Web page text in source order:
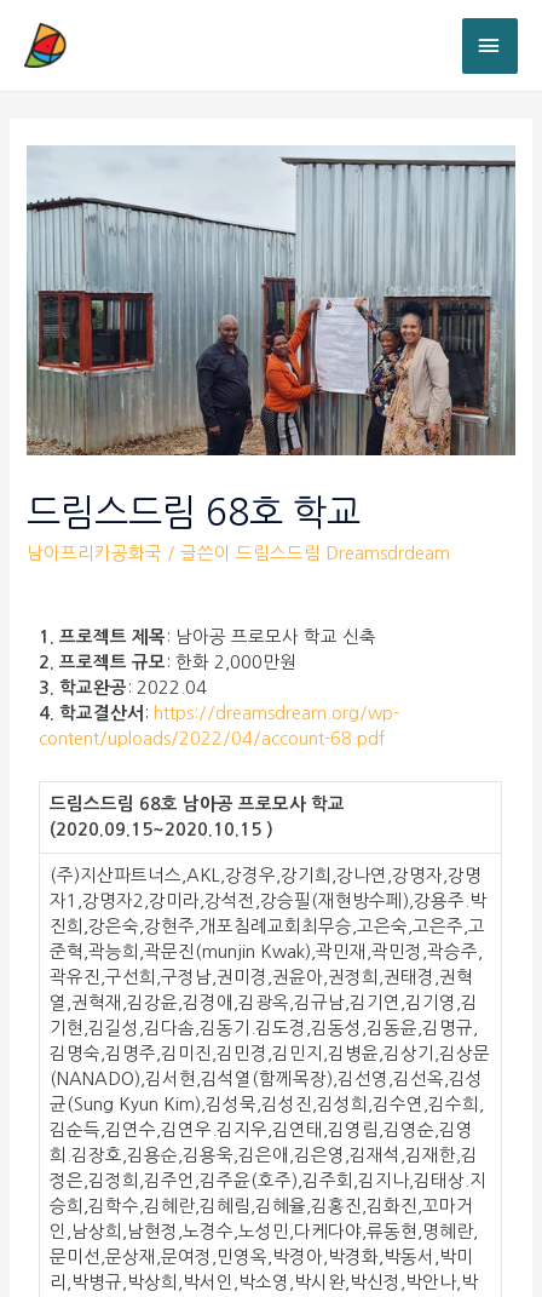
드림스드림 68호 학교
남아프리카공화국 / 글쓴이드림스드림 Dreamsdrdeam
1. 프로젝트 제목 : 남아공 프로모사 학교 신축
2. 프로젝트 규모 : 한화 2,000만원
3. 학교완공 : 2022.04
4. 학교결산서 : https://dreamsdream.org/wp-
content/uploads/2022/04/account-68.pdf
드림스드림 68호 남아공 프로모사 학교
(2020.09.15~2020.10.15 )
(주)지산파트너스,AKL,강경우,강기희,강나연,강명자,강명
자1,강명자2,강미라,강석전,강승필(재현방수페),강용주.박
진희,강은숙,강현주,개포침례교회최무승,고은숙,고은주,고
준혁,곽능희,곽문진(munjin Kwak),곽민재,곽민정,곽승주,
곽유진,구선희,구정남,권미경,권윤아,권정희,권태경,권혁
열,권혁재,김강윤,김경애,김광옥,김규남,김기연,김기영,김
기현,김길성,김다솜,김동기.김도경,김동성,김동윤,김명규,
김명숙,김명주,김미진,김민경,김민지,김병윤,김상기,김상문
(NANADO),김서현,김석열(함께목장),김선영,김선옥,김성
균(Sung Kyun Kim),김성묵,김성진,김성희,김수연,김수희,
김순득,김연수,김연우.김지우,김연태,김영림,김영순,김영
희.김장호,김용순,김용욱,김은애,김은영,김재석,김재한,김
정은,김정희,김주언,김주윤(호주),김주회,김지나,김태상.지
승희,김학수,김혜란,김혜림,김혜율,김홍진,김화진,꼬마거
인,남상희,남현정,노경수,노성민,다케다야,류동현,명혜란,
문미선,문상재,문여정,민영옥,박경아,박경화,박동서,박미
리,박병규,박상희,박서인,박소영,박시완,박신정,박안나,박